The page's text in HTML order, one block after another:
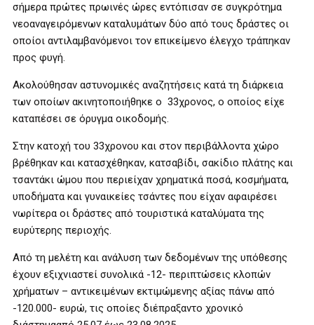
σήμερα πρώτες πρωινές ώρες εντόπισαν σε συγκρότημα
νεοαναγειρόμενων καταλυμάτων δύο από τους δράστες οι
οποίοι αντιλαμβανόμενοι τον επικείμενο έλεγχο τράπηκαν
προς φυγή.
Ακολούθησαν αστυνομικές αναζητήσεις κατά τη διάρκεια
των οποίων ακινητοποιήθηκε ο 33χρονος, ο οποίος είχε
καταπέσει σε όρυγμα οικοδομής.
Στην κατοχή του 33χρονου και στον περιβάλλοντα χώρο
βρέθηκαν και κατασχέθηκαν, κατσαβίδι, σακίδιο πλάτης και
τσαντάκι ώμου που περιείχαν χρηματικά ποσά, κοσμήματα,
υποδήματα και γυναικείες τσάντες που είχαν αφαιρέσει
νωρίτερα οι δράστες από τουριστικά καταλύματα της
ευρύτερης περιοχής.
Από τη μελέτη και ανάλυση των δεδομένων της υπόθεσης
έχουν εξιχνιαστεί συνολικά -12- περιπτώσεις κλοπών
χρήματων – αντικειμένων εκτιμώμενης αξίας πάνω από
-120.000- ευρώ, τις οποίες διέπραξαντο χρονικό